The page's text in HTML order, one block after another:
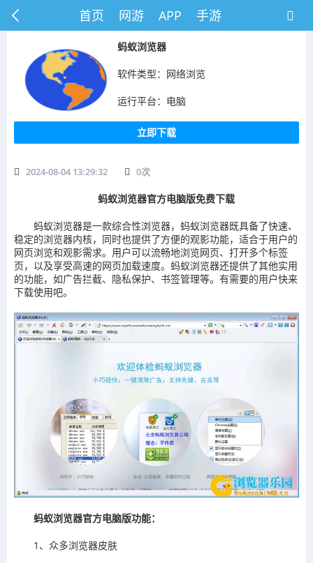
首页 网游 APP 手游
蚂蚁浏览器
软件类型：网络浏览
运行平台：电脑
立即下载
2024-08-04 13:29:32 0次
蚂蚁浏览器官方电脑版免费下载
蚂蚁浏览器是一款综合性浏览器，蚂蚁浏览器既具备了快速、
稳定的浏览器内核，同时也提供了方便的观影功能，适合于用户的
网页浏览和观影需求。用户可以流畅地浏览网页、打开多个标签
页，以及享受高速的网页加载速度。蚂蚁浏览器还提供了其他实用
的功能，如广告拦截、隐私保护、书签管理等。有需要的用户快来
下载使用吧。
蚂蚁浏览器官方电脑版功能：
1、众多浏览器皮肤